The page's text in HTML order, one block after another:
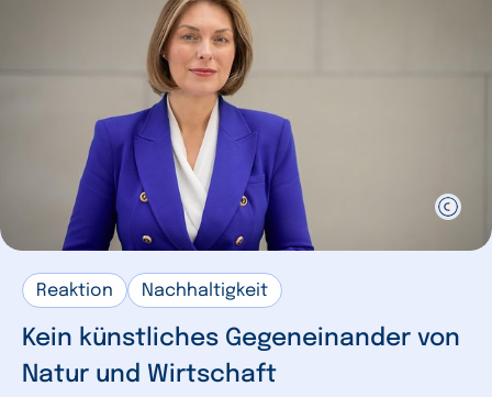
Reaktion Nachhaltigkeit
Kein künstliches Gegeneinander von
Natur und Wirtschaft